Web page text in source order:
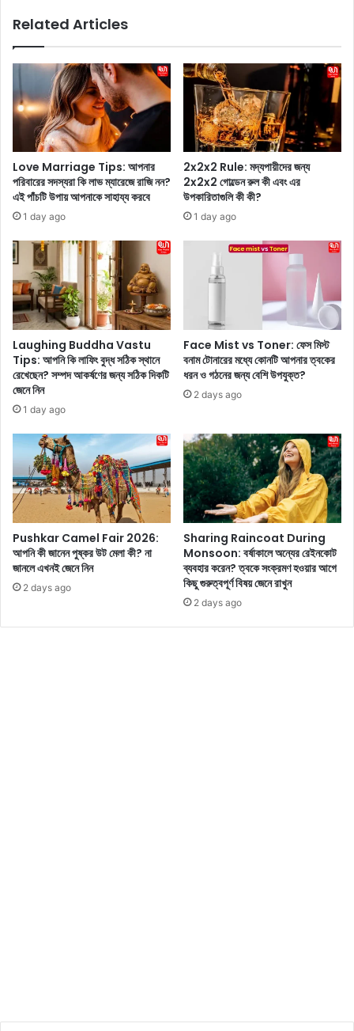
টি
য়া
র
টে
স
হ
-
অ
ধি
না
য়
ন
ন
?
প্র
তি
বে
দ
ন
র
জে
নে
নি
ন
y
কা
লে
খা
টে
পেঁ
খা
ও
য়া
অ
নে
ক
স্বা
স্থ্য
উ
প
কা
তা
ছে
,
তা
র
ম
ধ্যে
৫
টি
Related Articles
Love Marriage Tips: আপনার
পরিবারের সদস্যরা কি লাভ ম্যারেজে রাজি নন?
এই পাঁচটি উপায় আপনাকে সাহায্য করবে
1 day ago
2x2x2 Rule: মদ্যপায়ীদের জন্য
2x2x2 গোল্ডেন রুল কী এবং এর
উপকারিতাগুলি কী কী?
1 day ago
Laughing Buddha Vastu
Tips: আপনি কি লাফিং বুদ্ধ সঠিক স্থানে
রেখেছেন? সম্পদ আকর্ষণের জন্য সঠিক দিকটি
জেনে নিন
1 day ago
Face Mist vs Toner: ফেস মিস্ট
বনাম টোনারের মধ্যে কোনটি আপনার ত্বকের
ধরন ও গঠনের জন্য বেশি উপযুক্ত?
2 days ago
Pushkar Camel Fair 2026:
আপনি কী জানেন পুষ্কর উট মেলা কী? না
জানলে এখনই জেনে নিন
2 days ago
Sharing Raincoat During
Monsoon: বর্ষাকালে অন্যের রেইনকোট
ব্যবহার করেন? ত্বকে সংক্রমণ হওয়ার আগে
কিছু গুরুত্বপূর্ণ বিষয় জেনে রাখুন
2 days ago